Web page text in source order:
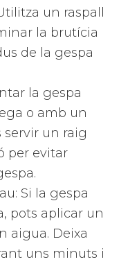
un raspall
la brutícia
de la gespa
la gespa
o amb un
servir un raig
per evitar
Si la gespa
pots aplicar un
aigua. Deixa
uns minuts i